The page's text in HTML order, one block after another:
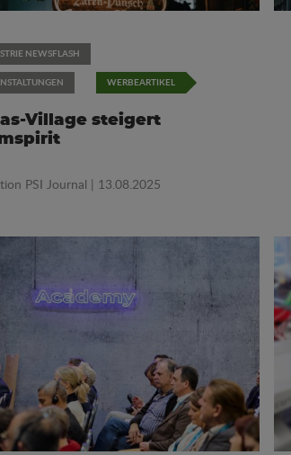
NEWSFLASH
WERBEARTIKEL
Village steigert
PSI Journal | 13.08.2025